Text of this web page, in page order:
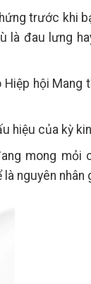
trước khi
là đau lưng
hội Mang
hiệu của kỳ
mong mỏi
nguyên